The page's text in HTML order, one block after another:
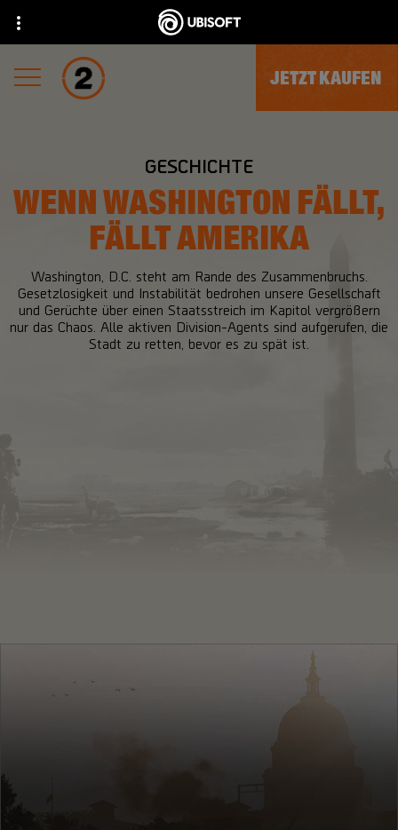
JETZT KAUFEN
GESCHICHTE
WENN WASHINGTON FÄLLT,
FÄLLT AMERIKA
Washington, D.C. steht am Rande des Zusammenbruchs.
Gesetzlosigkeit und Instabilität bedrohen unsere Gesellschaft
und Gerüchte über einen Staatsstreich im Kapitol vergrößern
nur das Chaos. Alle aktiven Division-Agents sind aufgerufen, die
Stadt zu retten, bevor es zu spät ist.